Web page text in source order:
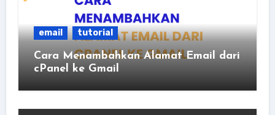
email tutorial
Cara Menambahkan Alamat Email dari
cPanel ke Gmail